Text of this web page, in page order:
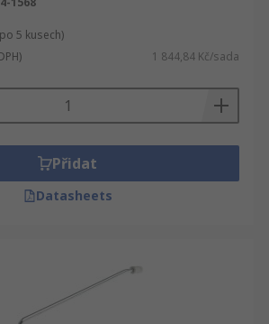
5 kusech)
1 844,84 Kč/sada
Přidat
Datasheets